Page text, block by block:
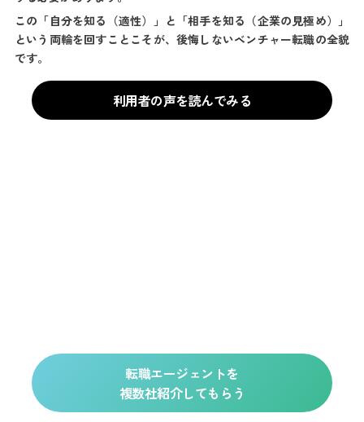
この「自分を知る（適性）」と「相手を知る（企業の見極め）」
という両輪を回すことこそが、後悔しないベンチャー転職の全貌
です。
利用者の声を読んでみる
転職エージェントを
複数社紹介してもらう